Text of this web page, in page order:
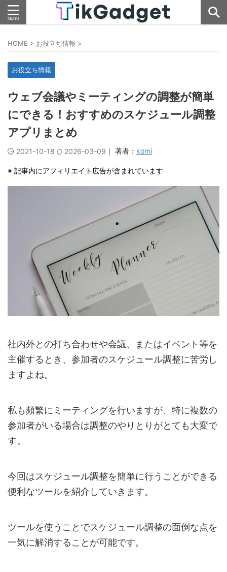
HOME > お役立ち情報 >
お役立ち情報
ウェブ会議やミーティングの調整が簡単
にできる！おすすめのスケジュール調整
アプリまとめ
2021-10-18 2026-03-09 ｜ 著者： komi
※ 記事内にアフィリエイト広告が含まれています
社内外との打ち合わせや会議、またはイベント等を
主催するとき、参加者のスケジュール調整に苦労し
ますよね。
私も頻繁にミーティングを行いますが、特に複数の
参加者がいる場合は調整のやりとりがとても大変で
す。
今回はスケジュール調整を簡単に行うことができる
便利なツールを紹介していきます。
ツールを使うことでスケジュール調整の面倒な点を
一気に解消することが可能です。